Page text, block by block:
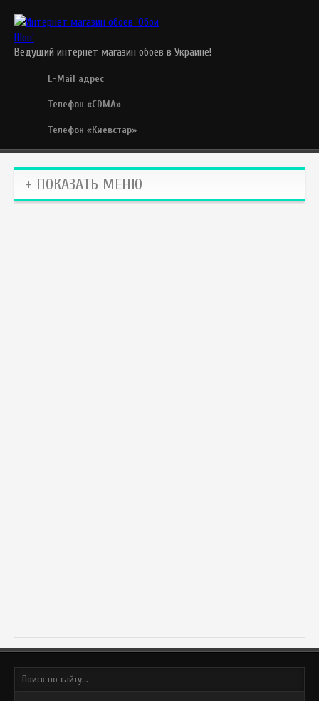
Ведущий интернет магазин обоев в Украине!
E-Mail адрес
Телефон «CDMA»
Телефон «Киевстар»
+ ПОКАЗАТЬ МЕНЮ